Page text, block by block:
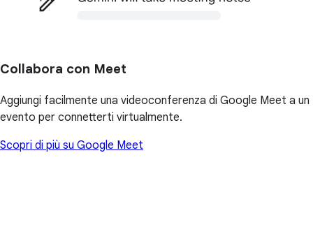
Collabora con Meet
Aggiungi facilmente una videoconferenza di Google Meet a un
evento per connetterti virtualmente.
Scopri di più su Google Meet